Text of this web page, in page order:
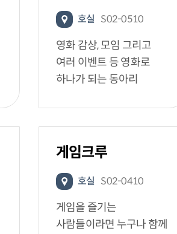
호실 S02-0510
영화 감상, 모임 그리고
여러 이벤트 등 영화로
하나가 되는 동아리
게임크루
호실 S02-0410
게임을 즐기는
사람들이라면 누구나 함께